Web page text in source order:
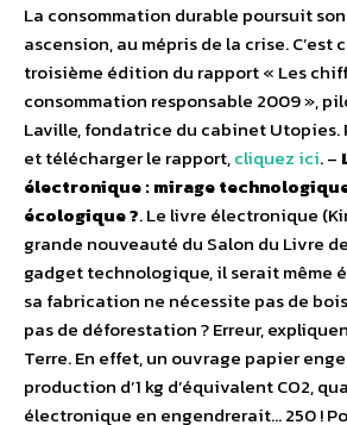
La consommation durable poursuit
ascension, au mépris de la crise. C’est
troisième édition du rapport « Les
consommation responsable 2009 »,
Laville, fondatrice du cabinet Utopies.
et télécharger le rapport,cliquez ici. –
électronique : mirage
écologique ?. Le livre électronique
grande nouveauté du Salon du Livre
gadget technologique, il serait même
sa fabrication ne nécessite pas de
pas de déforestation ? Erreur,
Terre. En effet, un ouvrage papier
production d’1 kg d’équivalent CO2,
électronique en engendrerait… 250 !